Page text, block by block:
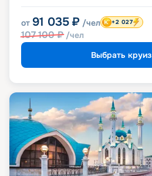
от 91 035 ₽ /чел
107 100₽ /чел
+2 027
Выбрать круиз